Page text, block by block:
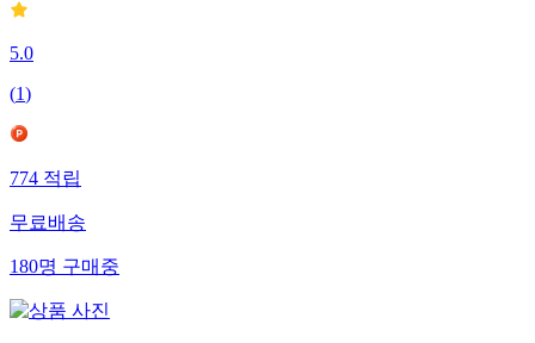
5.0
(1)
774 적립
무료배송
180명 구매중